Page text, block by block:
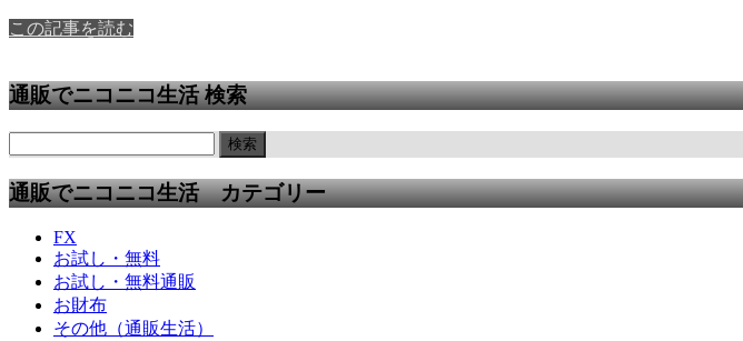
この記事を読む
通販でニコニコ生活 検索
通販でニコニコ生活 カテゴリー
FX
お試し・無料
お試し・無料通販
お財布
その他（通販生活）